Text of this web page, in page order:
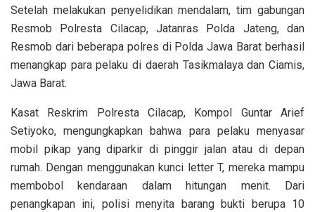
Setelah melakukan penyelidikan mendalam, tim gabungan
Resmob Polresta Cilacap, Jatanras Polda Jateng, dan
Resmob dari beberapa polres di Polda Jawa Barat berhasil
menangkap para pelaku di daerah Tasikmalaya dan Ciamis,
Jawa Barat.
Kasat Reskrim Polresta Cilacap, Kompol Guntar Arief
Setiyoko, mengungkapkan bahwa para pelaku menyasar
mobil pikap yang diparkir di pinggir jalan atau di depan
rumah. Dengan menggunakan kunci letter T, mereka mampu
membobol kendaraan dalam hitungan menit. Dari
penangkapan ini, polisi menyita barang bukti berupa 10